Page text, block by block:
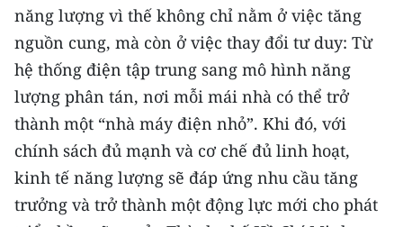
năng lượng vì thế không chỉ nằm ở việc tăng
nguồn cung, mà còn ở việc thay đổi tư duy: Từ
hệ thống điện tập trung sang mô hình năng
lượng phân tán, nơi mỗi mái nhà có thể trở
thành một “nhà máy điện nhỏ”. Khi đó, với
chính sách đủ mạnh và cơ chế đủ linh hoạt,
kinh tế năng lượng sẽ đáp ứng nhu cầu tăng
trưởng và trở thành một động lực mới cho phát